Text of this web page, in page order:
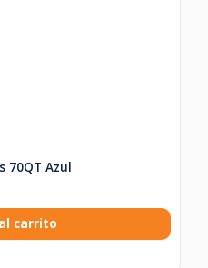
70QT Azul
carrito